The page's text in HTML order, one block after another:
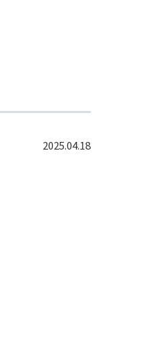
2025.04.18